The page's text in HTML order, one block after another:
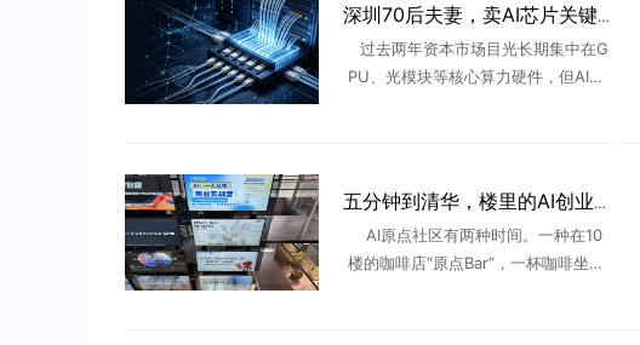
深圳70后夫妻，卖AI芯片关键配件，年入21亿！全球第一
过去两年资本市场目光长期集中在G
PU、光模块等核心算力硬件，但AI创
五分钟到清华，楼里的AI创业众生相
AI原点社区有两种时间。一种在10
楼的咖啡店“原点Bar”，一杯咖啡坐一